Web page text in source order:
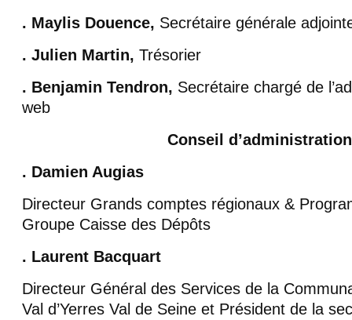
. Maylis Douence, Secrétaire générale
. Julien Martin, Trésorier
. Benjamin Tendron, Secrétaire chargé de
web
Conseil d’administration
. Damien Augias
Directeur Grands comptes régionaux &
Groupe Caisse des Dépôts
. Laurent Bacquart
Directeur Général des Services de la
Val d’Yerres Val de Seine et Président de la